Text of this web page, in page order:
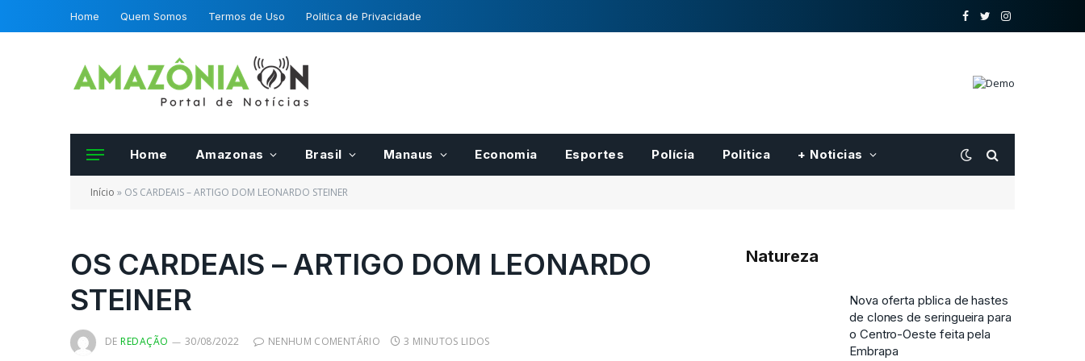
Home Quem Somos Termos de Uso Politica de Privacidade
o
TwitterInstagram
Home Amazonas Brasil Manaus Economia Esportes Polícia Politica + Noticias
Início » OS CARDEAIS – ARTIGO DOM LEONARDO STEINER
OS CARDEAIS – ARTIGO DOM LEONARDO
STEINER
DE REDAÇÃO 30/08/2022 NENHUM COMENTÁRIO 3 MINUTOS LIDOS
Natureza
certificadas por fiscais do
Mapa
Nova oferta pblica de hastes
de clones de seringueira para
o Centro-Oeste feita pela
Embrapa